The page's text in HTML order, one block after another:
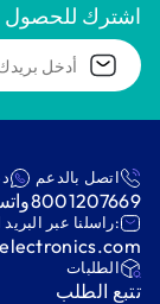
اشترك للحصول
اتصل بالدعم
8001207669
:راسلنا عبر البريد
‫الطلبات‬
‫تتبع الطلب‬